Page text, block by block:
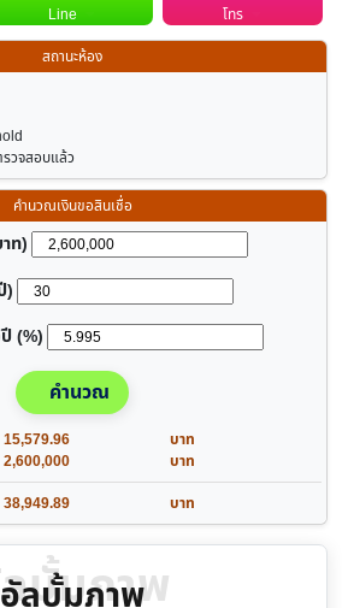
Line
โทร
สถานะห้อง
วจสอบแล้ว
คำนวณเงินขอสินเชื่อ
ท)
)
(%)
คำนวณ
15,579.96
บาท
2,600,000
บาท
38,949.89 บาท
บั้มภาพ
อัลบั้มภาพ